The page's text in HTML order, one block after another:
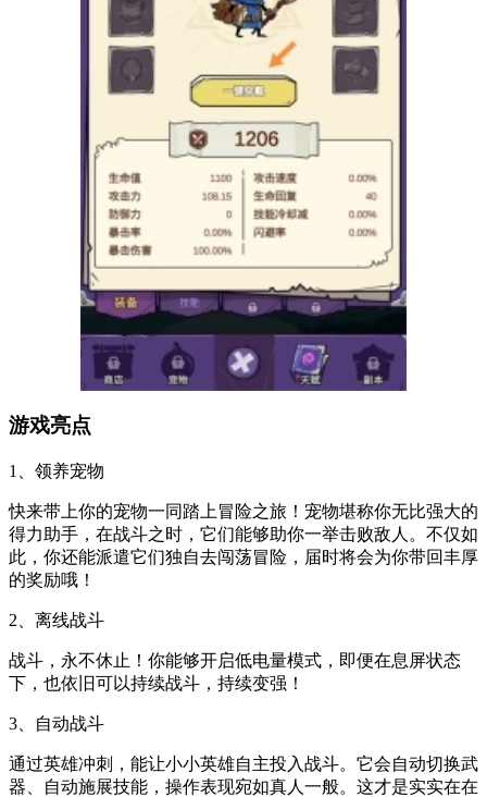
游戏亮点
1、领养宠物
快来带上你的宠物一同踏上冒险之旅！宠物堪称你无比强大的
得力助手，在战斗之时，它们能够助你一举击败敌人。不仅如
此，你还能派遣它们独自去闯荡冒险，届时将会为你带回丰厚
的奖励哦！
2、离线战斗
战斗，永不休止！你能够开启低电量模式，即便在息屏状态
下，也依旧可以持续战斗，持续变强！
3、自动战斗
通过英雄冲刺，能让小小英雄自主投入战斗。它会自动切换武
器、自动施展技能，操作表现宛如真人一般。这才是实实在在